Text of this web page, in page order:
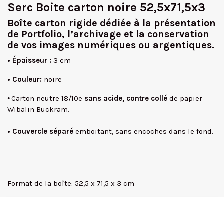
Serc Boite carton noire 52,5x71,5x3
Boîte carton rigide dédiée à la présentation
de Portfolio, l’archivage et la conservation
de vos images numériques ou argentiques.
• Épaisseur : 3 cm
• Couleur: noire
•Carton neutre 18/10e sans acide, contre collé de papier
Wibalin Buckram.
• Couvercle séparé emboitant, sans encoches dans le fond.
Format de la boîte: 52,5 x 71,5 x 3 cm